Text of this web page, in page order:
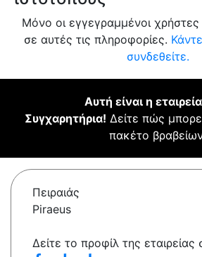
Μόνο οι εγγεγραμμένοι
σε αυτές τις πληροφορίες.
συνδεθείτε.
Αυτή είναι η
Συγχαρητήρια! Δείτε πώς
πακέτο
Πειραιάς
Piraeus
Δείτε το προφίλ της εταιρείας